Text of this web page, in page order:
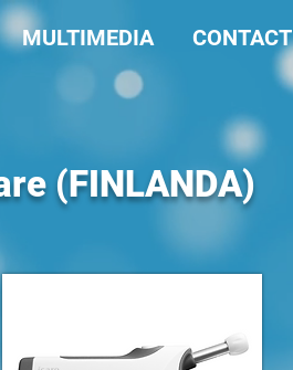
MULTIMEDIA CONTACT
(FINLANDA)